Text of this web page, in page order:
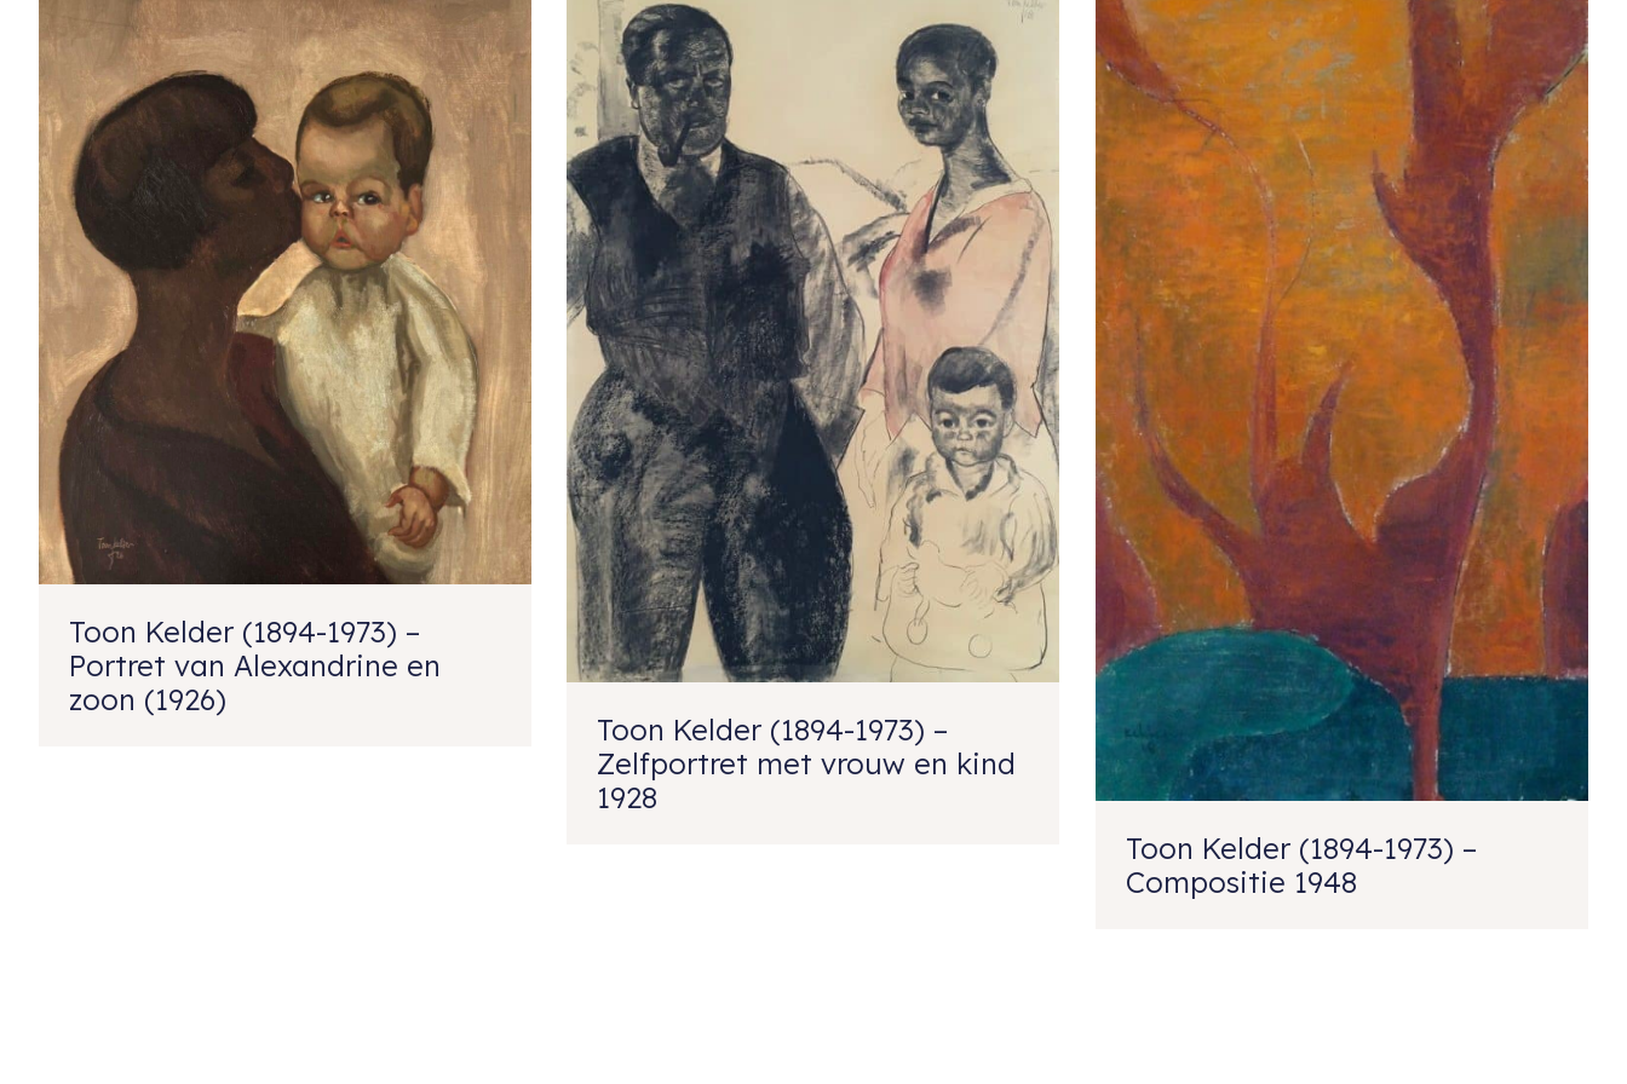
Toon Kelder (1894-1973) –
Portret van Alexandrine en
zoon (1926)
Toon Kelder (1894-1973) –
Zelfportret met vrouw en kind
1928
Toon Kelder (1894-1973) –
Compositie 1948